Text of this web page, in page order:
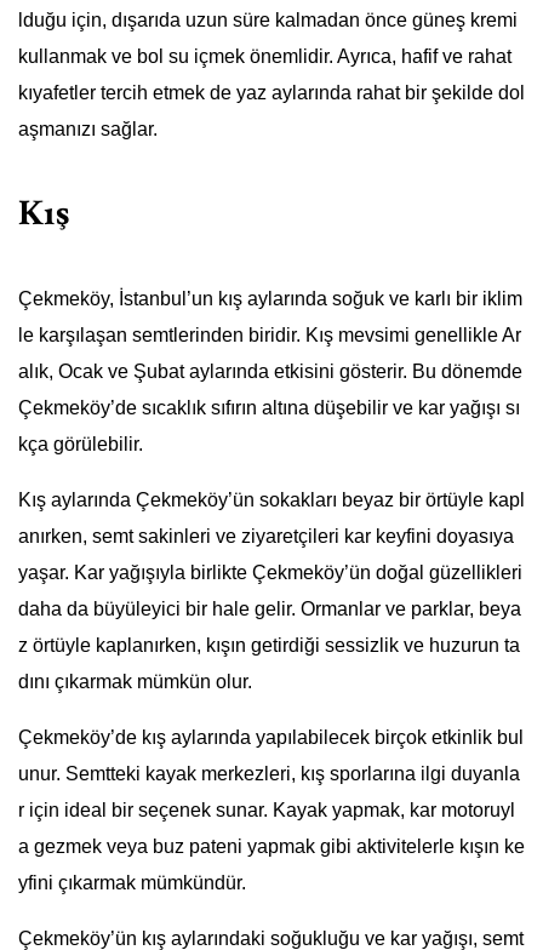
lduğu için, dışarıda uzun süre kalmadan önce güneş kremi
kullanmak ve bol su içmek önemlidir. Ayrıca, hafif ve rahat
kıyafetler tercih etmek de yaz aylarında rahat bir şekilde dol
aşmanızı sağlar.
Kış
Çekmeköy, İstanbul’un kış aylarında soğuk ve karlı bir iklim
le karşılaşan semtlerinden biridir. Kış mevsimi genellikle Ar
alık, Ocak ve Şubat aylarında etkisini gösterir. Bu dönemde
Çekmeköy’de sıcaklık sıfırın altına düşebilir ve kar yağışı sı
kça görülebilir.
Kış aylarında Çekmeköy’ün sokakları beyaz bir örtüyle kapl
anırken, semt sakinleri ve ziyaretçileri kar keyfini doyasıya
yaşar. Kar yağışıyla birlikte Çekmeköy’ün doğal güzellikleri
daha da büyüleyici bir hale gelir. Ormanlar ve parklar, beya
z örtüyle kaplanırken, kışın getirdiği sessizlik ve huzurun ta
dını çıkarmak mümkün olur.
Çekmeköy’de kış aylarında yapılabilecek birçok etkinlik bul
unur. Semtteki kayak merkezleri, kış sporlarına ilgi duyanla
r için ideal bir seçenek sunar. Kayak yapmak, kar motoruyl
a gezmek veya buz pateni yapmak gibi aktivitelerle kışın ke
yfini çıkarmak mümkündür.
Çekmeköy’ün kış aylarındaki soğukluğu ve kar yağışı, semt